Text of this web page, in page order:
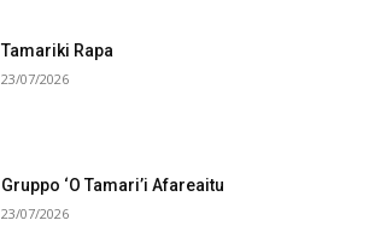
Tamariki Rapa
23/07/2026
Gruppo ‘O Tamari’i Afareaitu
23/07/2026